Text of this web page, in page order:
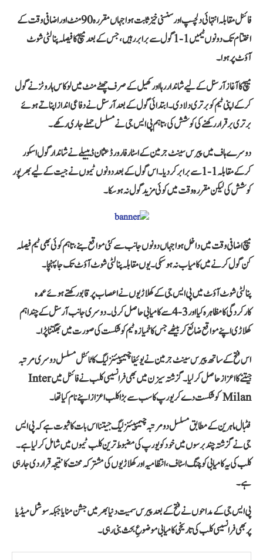
فائنل مقابلہ انتہائی دلچسپ اور سنسنی خیز ثابت ہوا جہاں مقررہ 90 منٹ اور اضافی وقت کے
اختتام تک دونوں ٹیمیں 1-1 گول سے برابر رہیں، جس کے بعد میچ کا فیصلہ پنالٹی شوٹ
آؤٹ پر ہوا۔
میچ کا آغاز آرسنل کے لیے شاندار رہا اور کھیل کے صرف چھٹے منٹ میں لوکاس ہاروٹز نے گول
کرکے اپنی ٹیم کو برتری دلادی۔ ابتدائی گول کے بعد آرسنل نے دفاعی انداز اپناتے ہوئے
برتری برقرار رکھنے کی کوشش کی، تاہم پی ایس جی نے مسلسل حملے جاری رکھے۔
دوسرے ہاف میں پیرس سینٹ جرمین کے اسٹار فارورڈ عثمان ڈیبیلے نے شاندار گول اسکور
کرکے مقابلہ 1-1 سے برابر کردیا۔ اس گول کے بعد دونوں ٹیموں نے جیت کے لیے بھرپور
کوشش کی لیکن مقررہ وقت میں کوئی مزید گول نہ ہوسکا۔
میچ اضافی وقت میں داخل ہوا جہاں دونوں جانب سے کئی مواقع بنے، تاہم کوئی بھی ٹیم فیصلہ
کن گول کرنے میں کامیاب نہ ہوسکی۔ یوں مقابلہ پنالٹی شوٹ آؤٹ تک جا پہنچا۔
پنالٹی شوٹ آؤٹ میں پی ایس جی کے کھلاڑیوں نے اعصاب پر قابو رکھتے ہوئے عمدہ
کارکردگی کا مظاہرہ کیا اور 3-4 سے کامیابی حاصل کرلی۔ دوسری جانب آرسنل کے چند اہم
کھلاڑی اپنے مواقع ضائع کر بیٹھے جس کا خمیازہ ٹیم کو شکست کی صورت میں بھگتنا پڑا۔
اس فتح کے ساتھ پیرس سینٹ جرمین نے یوئیفا چیمپیئنز لیگ کا ٹائٹل مسلسل دوسری مرتبہ
جیتنے کا اعزاز حاصل کر لیا۔ گزشتہ سیزن میں بھی فرانسیسی کلب نے فائنل میں Inter
Milan کو شکست دے کر یورپ کا سب سے بڑا کلب اعزاز اپنے نام کیا تھا۔
فٹبال ماہرین کے مطابق مسلسل دو مرتبہ چیمپیئنز لیگ جیتنا اس بات کا ثبوت ہے کہ پی ایس
جی نے گزشتہ چند برسوں میں خود کو یورپ کی مضبوط ترین کلب ٹیموں میں شامل کر لیا ہے۔
کلب کی یہ کامیابی کوچنگ اسٹاف، انتظامیہ اور کھلاڑیوں کی مشترکہ محنت کا نتیجہ قرار دی جا رہی
ہے۔
پی ایس جی کے مداحوں نے فتح کے بعد پیرس سمیت دنیا بھر میں جشن منایا جبکہ سوشل میڈیا
پر بھی فرانسیسی کلب کی تاریخی کامیابی موضوعِ بحث بنی رہی۔